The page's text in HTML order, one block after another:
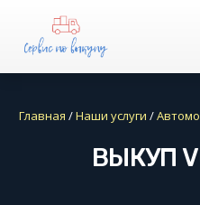
Главная /Наши услуги /
ВЫКУП